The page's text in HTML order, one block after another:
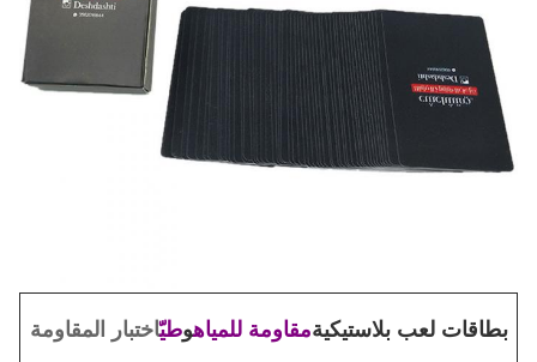
بطاقات لعب بلاستيكيةمقاومة للمياهوطيّاختبار المقاومة